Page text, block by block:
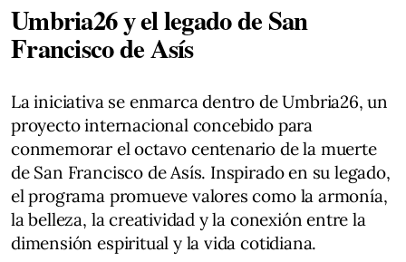
Umbria26 y el legado de San
Francisco de Asís
La iniciativa se enmarca dentro de Umbria26, un
proyecto internacional concebido para
conmemorar el octavo centenario de la muerte
de San Francisco de Asís. Inspirado en su legado,
el programa promueve valores como la armonía,
la belleza, la creatividad y la conexión entre la
dimensión espiritual y la vida cotidiana.